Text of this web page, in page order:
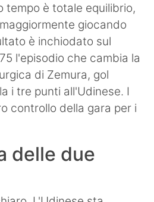
tempo è totale equilibrio,
giocando
è inchiodato sul
l'episodio che cambia la
di Zemura, gol
i tre punti all'Udinese. I
controllo della gara per i
delle due